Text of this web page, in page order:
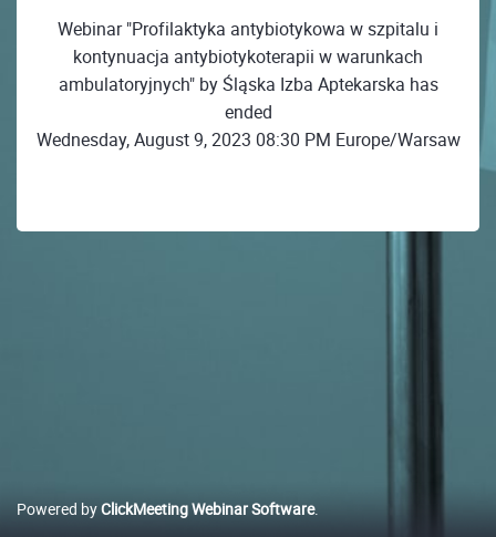
Webinar "Profilaktyka antybiotykowa w szpitalu i
kontynuacja antybiotykoterapii w warunkach
ambulatoryjnych" by Śląska Izba Aptekarska has
ended
Wednesday, August 9, 2023 08:30 PM Europe/Warsaw
Powered byClickMeeting Webinar Software.